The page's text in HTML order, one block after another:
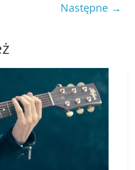
Następne →